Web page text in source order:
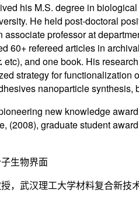
his M.S. degree in
He held post-doctoral
associate professor at
60+ refereed articles in
etc), and one book. His
strategy for
nanoparticle synthesis,
new knowledge
(2008), graduate student
生物界面
，武汉理工大学材料复合新技